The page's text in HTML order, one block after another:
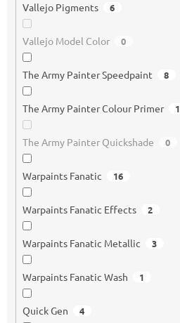
Vallejo Pigments 6
Vallejo Model Color 0
The Army Painter Speedpaint 8
The Army Painter Colour Primer 1
The Army Painter Quickshade 0
Warpaints Fanatic 16
Warpaints Fanatic Effects 2
Warpaints Fanatic Metallic 3
Warpaints Fanatic Wash 1
Quick Gen 4